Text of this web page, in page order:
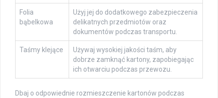
Folia
bąbelkowa
Użyj jej do dodatkowego zabezpieczenia
delikatnych przedmiotów oraz
dokumentów podczas transportu.
Taśmy klejące
Używaj wysokiej jakości taśm, aby
dobrze zamknąć kartony, zapobiegając
ich otwarciu podczas przewozu.
Dbaj o odpowiednie rozmieszczenie kartonów podczas